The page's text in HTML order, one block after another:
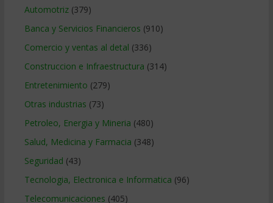
Automotriz(379)
Banca y Servicios Financieros (910)
Comercio y ventas al detal (336)
Construccion e Infraestructura (314)
Entretenimiento (279)
Otras industrias (73)
Petroleo, Energia y Mineria (480)
Salud, Medicina y Farmacia (348)
Seguridad (43)
Tecnologia, Electronica e Informatica (96)
Telecomunicaciones (405)